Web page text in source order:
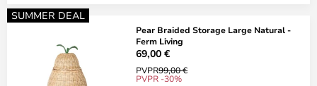
SUMMER DEAL
Pear Braided Storage Large Natural -
Ferm Living
69,00 €
PVPR99,00 €
PVPR -30%